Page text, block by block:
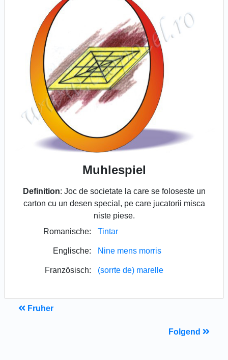
Muhlespiel
Definition: Joc de societate la care se foloseste un
carton cu un desen special, pe care jucatorii misca
niste piese.
Romanische:
Tintar
Englische: Nine mens morris
Französisch: (sorrte de) marelle
Fruher
Folgend